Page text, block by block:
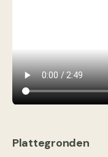
Plattegronden